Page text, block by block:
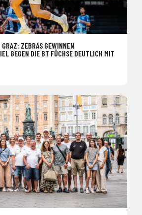
ZEBRAS GEWINNEN
GEGEN DIE BT FÜCHSE DEUTLICH MIT